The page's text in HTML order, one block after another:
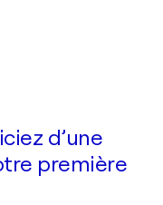
d’une
première